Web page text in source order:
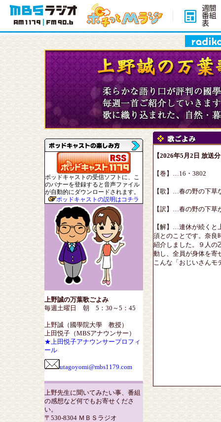
週間
番組
表
ポッドキャストの受信ソフトに、こ
のバナーを登録すると音声ファイル
が自動的にダウンロードされます。
ポッドキャストの説明はコチラ
上野誠の万葉歌ごよみ
毎週土曜日 朝 5：30～5：45
上野誠（國學院大學 教授）
上田悦子（MBSアナウンサー）
★上田悦子アナウンサープロフィ
ール
utagoyomi@mbs1179.com
上野先生に聞いてみたい事、番組
の感想など何でもお寄せくださ
い。
〒530-8304 ＭＢＳラジオ
【2026年5月2日 放送
【巻】…16・3802
【歌】…春の野の下草
【訳】…春の野の下草
【解】…連休が続くと
須とのことです。奈良
紹介しました。９人の
動し、全員が身体を寄
こんな「おじいさんモ